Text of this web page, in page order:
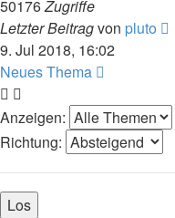
50176Zugriffe
Letzter Beitragvon pluto
9. Jul 2018, 16:02
Neues Thema
Anzeigen:
Richtung: